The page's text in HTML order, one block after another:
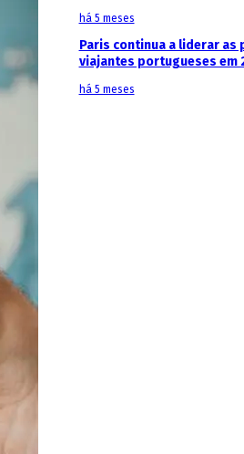
há 5 meses
Paris continua a liderar as
viajantes portugueses em
há 5 meses